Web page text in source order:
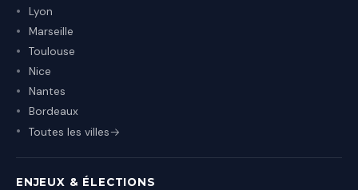
Lyon
Marseille
Toulouse
Nice
Nantes
Bordeaux
Toutes les villes
ENJEUX & ÉLECTIONS